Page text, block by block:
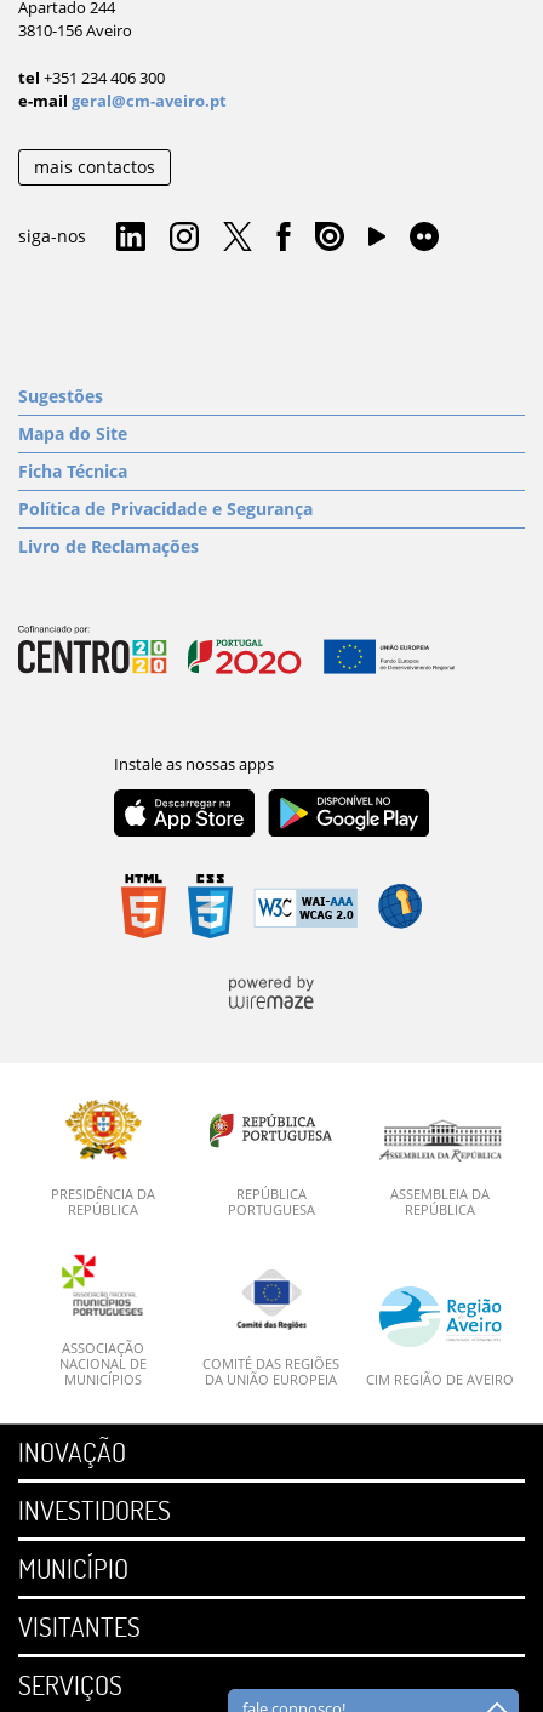
Apartado 244
3810-156 Aveiro
tel +351 234 406 300
e-mail geral@cm-aveiro.pt
mais contactos
siga-nos
Sugestões
Mapa do Site
Ficha Técnica
Política de Privacidade e Segurança
Livro de Reclamações
PRESIDÊNCIA DA
REPÚBLICA
REPÚBLICA
PORTUGUESA
ASSEMBLEIA DA
REPÚBLICA
ASSOCIAÇÃO
NACIONAL DE
MUNICÍPIOS
COMITÉ DAS REGIÕES
DA UNIÃO EUROPEIA
CIM REGIÃO DE AVEIRO
INOVAÇÃO
INVESTIDORES
MUNICÍPIO
VISITANTES
SERVIÇOS